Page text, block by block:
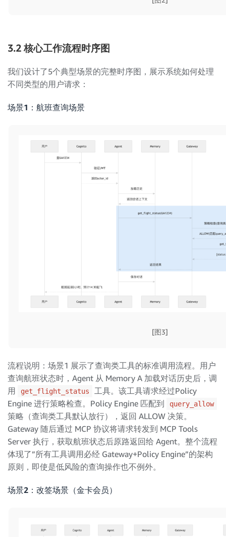
3.2 核心工作流程时序图
我们设计了5个典型场景的完整时序图，展示系统如何处理
不同类型的用户请求：
场景1：航班查询场景
[图3]
流程说明：场景1 展示了查询类工具的标准调用流程。用户
查询航班状态时，Agent 从 Memory A 加载对话历史后，调
用
get_flight_status
工具。该工具请求经过Policy
Engine 进行策略检查。Policy Engine 匹配到
query_allow
策略（查询类工具默认放行），返回 ALLOW 决策。
Gateway 随后通过 MCP 协议将请求转发到 MCP Tools
Server 执行，获取航班状态后原路返回给 Agent。整个流程
体现了”所有工具调用必经 Gateway+Policy Engine”的架构
原则，即使是低风险的查询操作也不例外。
场景2：改签场景（金卡会员）